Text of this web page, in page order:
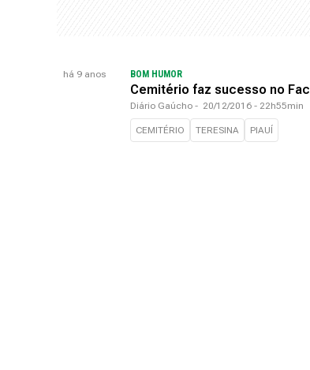
há 9 anos BOM HUMOR
Cemitério faz sucesso no
Diário Gaúcho - 20/12/2016 - 22h55min
CEMITÉRIO TERESINA PIAUÍ